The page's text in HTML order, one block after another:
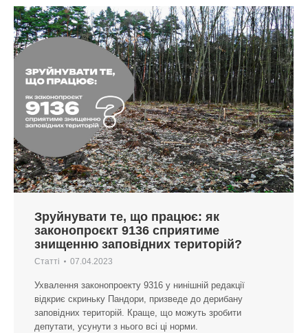
Зруйнувати те, що працює: як
законопроєкт 9136 сприятиме
знищенню заповідних територій?
Статті 07.04.2023
Ухвалення законопроекту 9316 у нинішній редакції
відкриє скриньку Пандори, призведе до дерибану
заповідних територій. Краще, що можуть зробити
депутати, усунути з нього всі ці норми.